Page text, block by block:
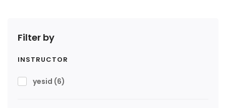
Filter by
INSTRUCTOR
yesid (6)